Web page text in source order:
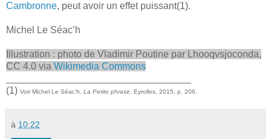
Cambronne, peut avoir un effet puissant(1).
Michel Le Séac’h
Illustration : photo de Vladimir Poutine par Lhooqvsjoconda,
CC 4.0 via Wikimedia Commons
(1) Voir Michel Le Séac’h, La Petite phrase , Eyrolles, 2015, p. 206.
à 10:22